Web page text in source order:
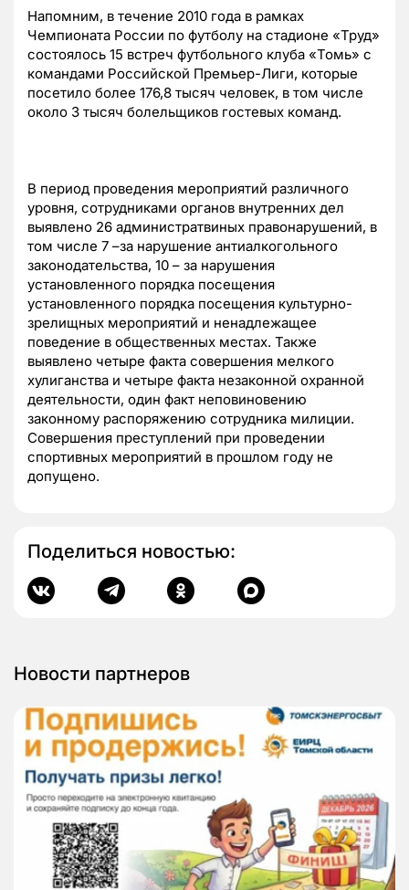
Напомним, в течение 2010 года в рамках
Чемпионата России по футболу на стадионе «Труд»
состоялось 15 встреч футбольного клуба «Томь» с
командами Российской Премьер-Лиги, которые
посетило более 176,8 тысяч человек, в том числе
около 3 тысяч болельщиков гостевых команд.
В период проведения мероприятий различного
уровня, сотрудниками органов внутренних дел
выявлено 26 администратвиных правонарушений, в
том числе 7 –за нарушение антиалкогольного
законодательства, 10 – за нарушения
установленного порядка посещения
установленного порядка посещения культурно-
зрелищных мероприятий и ненадлежащее
поведение в общественных местах. Также
выявлено четыре факта совершения мелкого
хулиганства и четыре факта незаконной охранной
деятельности, один факт неповиновению
законному распоряжению сотрудника милиции.
Совершения преступлений при проведении
спортивных мероприятий в прошлом году не
допущено.
Поделиться новостью:
Новости партнеров